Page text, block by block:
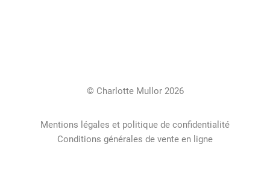
© Charlotte Mullor 2026
Mentions légales et politique de confidentialité
Conditions générales de vente en ligne